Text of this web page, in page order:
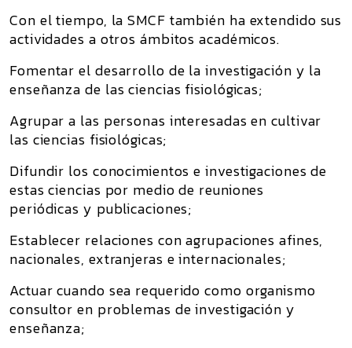
Con el tiempo, la SMCF también ha extendido sus
actividades a otros ámbitos académicos.
Fomentar el desarrollo de la investigación y la
enseñanza de las ciencias fisiológicas;
Agrupar a las personas interesadas en cultivar
las ciencias fisiológicas;
Difundir los conocimientos e investigaciones de
estas ciencias por medio de reuniones
periódicas y publicaciones;
Establecer relaciones con agrupaciones afines,
nacionales, extranjeras e internacionales;
Actuar cuando sea requerido como organismo
consultor en problemas de investigación y
enseñanza;